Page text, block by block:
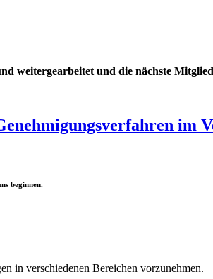
weitergearbeitet und die nächste
im
beginnen.
in verschiedenen Bereichen vorzunehmen.